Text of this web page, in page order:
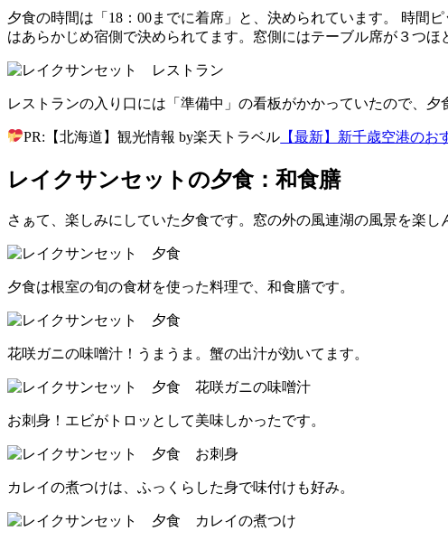
夕食の時間は「18：00までに着席」と、決められています。 時間
はあらかじめ宿側で決められてます。窓側にはテーブル席が３つほ
レストランの入り口には「準備中」の看板がかかっていたので、夕
PR:【北海道】観光情報 by楽天トラベル 【最新】新千歳空港の
レイクサンセットの夕食：和食膳
さぁて、楽しみにしていた夕食です。窓の外の風連湖の風景を楽し
夕食は根室の旬の食材を使った料理で、和食膳です。
花咲ガニの味噌汁！うまうま。蟹の出汁が効いてます。
お刺身！エビがトロッとして美味しかったです。
カレイの煮つけは、ふっくらした身で味付けも好み。